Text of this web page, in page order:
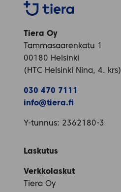
Tiera
Tiera Oy
Tammasaarenkatu 1
00180 Helsinki
(HTC Helsinki Nina, 4. krs)
030 470 7111
info@tiera.fi
Y-tunnus: 2362180-3
Laskutus
Verkkolaskut
Tiera Oy